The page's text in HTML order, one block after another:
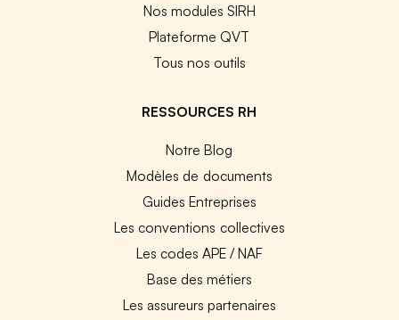
Nos modules SIRH
Plateforme QVT
Tous nos outils
RESSOURCES RH
Notre Blog
Modèles de documents
Guides Entreprises
Les conventions collectives
Les codes APE / NAF
Base des métiers
Les assureurs partenaires